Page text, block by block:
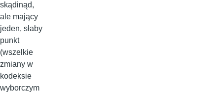
skądinąd,
ale mający
jeden, słaby
punkt
(wszelkie
zmiany w
kodeksie
wyborczym